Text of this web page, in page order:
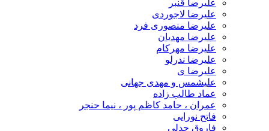
علیرضا قنبر
علیرضا لاجوردی
علیرضا منصوری فرد
علیرضا مهدیان
علیرضا مهرکام
علیرضا ندرلو
علیرضا ی
علیشمس و مهدی جهانی
عماد طالب زاده
عمران ، حامد کاظم پور ، نیما حنجر
فاتح نورایی
فاروق جدلی